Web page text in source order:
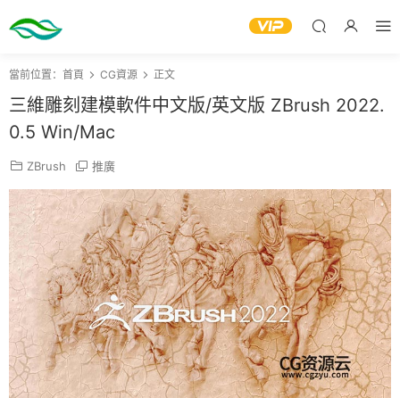
當前位置： 首頁 CG資源 正文
三維雕刻建模軟件中文版/英文版 ZBrush 2022.
0.5 Win/Mac
ZBrush 推廣